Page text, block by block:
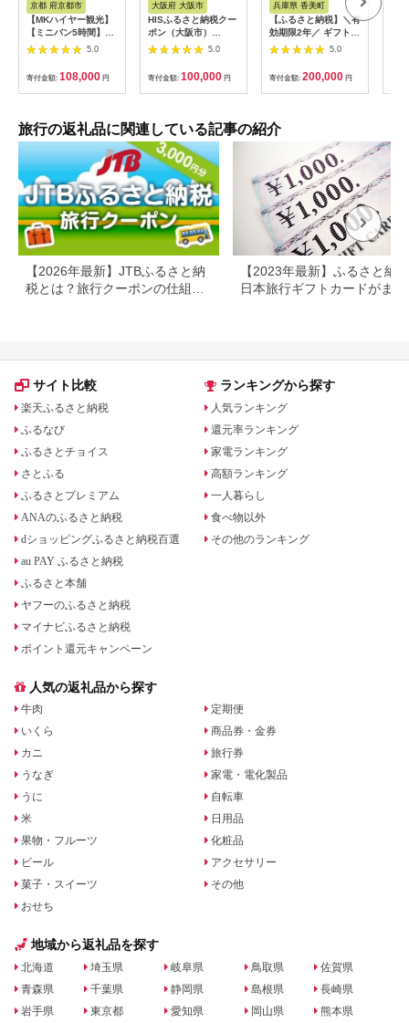
京都 府京都市
【MKハイヤー観光】
【ミニバン5時間】ド
ライバーとめぐるとっ
ておきの京都観光（3
／21-6／20・10／1-
11／30）
5.0
寄付金額: 108,000 円
大阪府 大阪市
HISふるさと納税クー
ポン（大阪市）
30,000円分_OS039-
5.0
寄付金額: 100,000 円
兵庫県 香美町
【ふるさと納税】＼有
効期限2年／ ギフトに
も使える 宿泊補助券
60,000円分 宿泊助成
券 宿泊券 旅 トラベル
旅行券 兵庫県 香美町
カニ 温泉 海 観光 旅
宿 体験 ギフト クーポ
ン 宿泊 お泊り 国内旅
行 但馬牛 旅館 温泉宿
プレゼント 贈答 母の
日 25-09
5.0
寄付金額: 200,000 円
旅行の返礼品に関連している記事の紹介
【2026年最新】JTBふるさと納
税とは？旅行クーポンの仕組
【2023年最新】ふるさと納
日本旅行ギフトカードがまだ
サイト比較
楽天ふるさと納税
ふるなび
ふるさとチョイス
さとふる
ふるさとプレミアム
ANAのふるさと納税
dショッピングふるさと納税百選
au PAY ふるさと納税
ふるさと本舗
ヤフーのふるさと納税
マイナビふるさと納税
ポイント還元キャンペーン
ランキングから探す
人気ランキング
還元率ランキング
家電ランキング
高額ランキング
一人暮らし
食べ物以外
その他のランキング
人気の返礼品から探す
牛肉
いくら
カニ
うなぎ
うに
米
果物・フルーツ
ビール
菓子・スイーツ
おせち
定期便
商品券・金券
旅行券
家電・電化製品
自転車
日用品
化粧品
アクセサリー
その他
地域から返礼品を探す
北海道
青森県
岩手県
埼玉県
千葉県
東京都
岐阜県
静岡県
愛知県
鳥取県
島根県
岡山県
佐賀県
長崎県
熊本県